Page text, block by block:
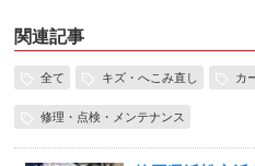
関連記事
全て キズ・へこみ直し カ
修理・点検・メンテナンス